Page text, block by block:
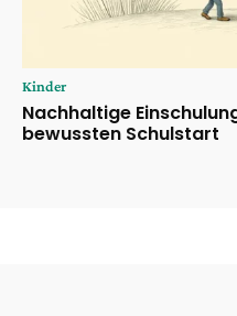
Kinder
Nachhaltige
bewussten Schulstart